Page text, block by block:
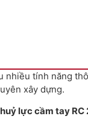
nhiều tính năng
xây dựng.
lực cầm tay RC